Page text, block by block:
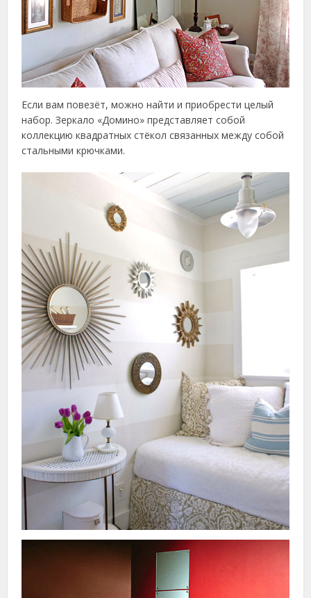
Если вам повезёт, можно найти и приобрести целый
набор. Зеркало «Домино» представляет собой
коллекцию квадратных стёкол связанных между собой
стальными крючками.